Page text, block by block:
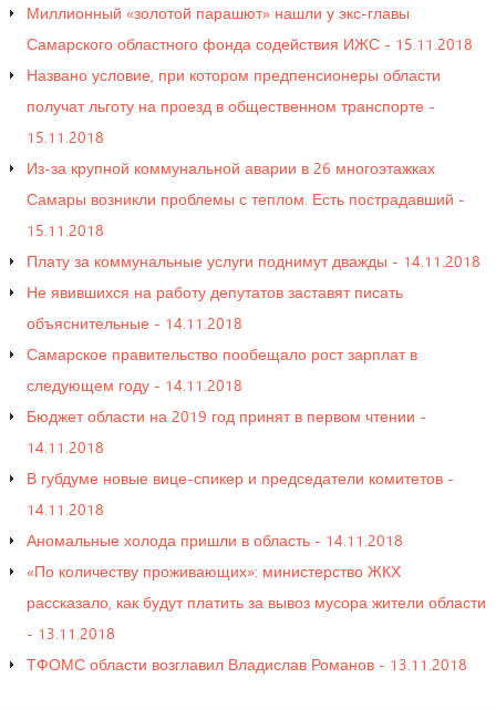
Миллионный «золотой парашют» нашли у экс-главы
Самарского областного фонда содействия ИЖС - 15.11.2018
Названо условие, при котором предпенсионеры области
получат льготу на проезд в общественном транспорте -
15.11.2018
Из-за крупной коммунальной аварии в 26 многоэтажках
Самары возникли проблемы с теплом. Есть пострадавший -
15.11.2018
Плату за коммунальные услуги поднимут дважды - 14.11.2018
Не явившихся на работу депутатов заставят писать
объяснительные - 14.11.2018
Самарское правительство пообещало рост зарплат в
следующем году - 14.11.2018
Бюджет области на 2019 год принят в первом чтении -
14.11.2018
В губдуме новые вице-спикер и председатели комитетов -
14.11.2018
Аномальные холода пришли в область - 14.11.2018
«По количеству проживающих»: министерство ЖКХ
рассказало, как будут платить за вывоз мусора жители области
- 13.11.2018
ТФОМС области возглавил Владислав Романов - 13.11.2018